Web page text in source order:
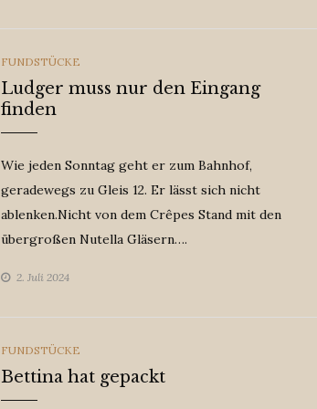
CATEGORIES
FUNDSTÜCKE
Ludger muss nur den Eingang
finden
Wie jeden Sonntag geht er zum Bahnhof,
geradewegs zu Gleis 12. Er lässt sich nicht
ablenken.Nicht von dem Crêpes Stand mit den
übergroßen Nutella Gläsern….
2. Juli 2024
CATEGORIES
FUNDSTÜCKE
Bettina hat gepackt